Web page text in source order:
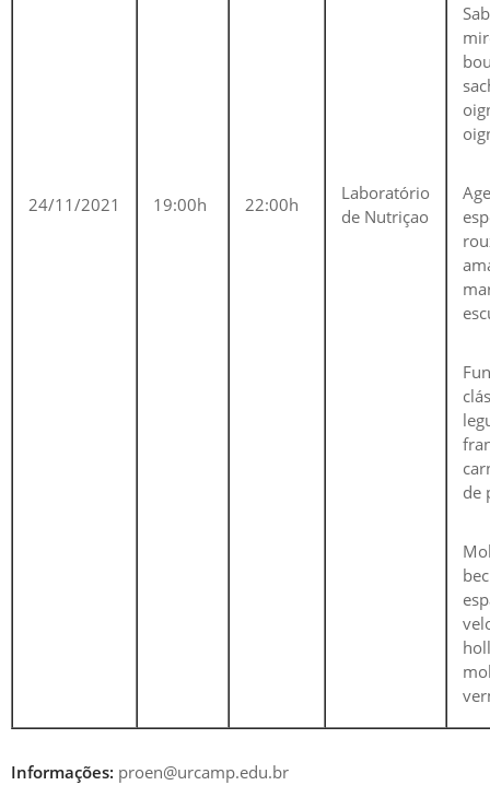
24/11/2021 19:00h 22:00h
Laboratório
de Nutriçao
de
Informações: proen@urcamp.edu.br